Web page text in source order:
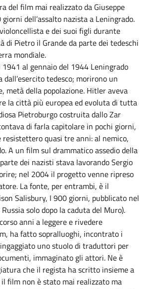
del film mai realizzato da Giuseppe
dell’assalto nazista a Leningrado.
e dei suoi figli durante
di Pietro il Grande da parte dei tedeschi
mondiale.
al gennaio del 1944 Leningrado
dall’esercito tedesco; morirono un
metà della popolazione. Hitler aveva
la città più europea ed evoluta di tutta
Pietroburgo costruita dallo Zar
di farla capitolare in pochi giorni,
quasi tre anni: al nemico,
A un film sul drammatico assedio della
dei nazisti stava lavorando Sergio
nel 2004 il progetto venne ripreso
La fonte, per entrambi, è il
Salisbury, I 900 giorni, pubblicato nel
solo dopo la caduta del Muro).
anni a leggere e rivedere
ha fatto sopralluoghi, incontrato i
uno stuolo di traduttori per
immaginato gli attori. Ne è
che il regista ha scritto insieme a
il film non è stato mai realizzato ma